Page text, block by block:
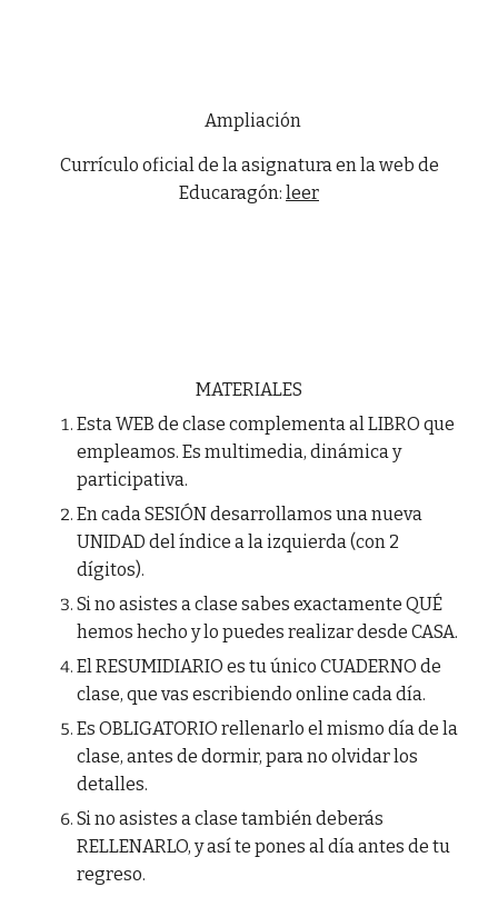
Ampliación
Currículo oficial de la asignatura en la web de
Educaragón: leer
MATERIALES
Esta WEB de clase complementa al LIBRO que
empleamos. Es multimedia, dinámica y
participativa.
En cada SESIÓN desarrollamos una nueva
UNIDAD del índice a la izquierda (con 2
dígitos).
Si no asistes a clase sabes exactamente QUÉ
hemos hecho y lo puedes realizar desde CASA.
El RESUMIDIARIO es tu único CUADERNO de
clase, que vas escribiendo online cada día.
Es OBLIGATORIO rellenarlo el mismo día de la
clase, antes de dormir, para no olvidar los
detalles.
Si no asistes a clase también deberás
RELLENARLO, y así te pones al día antes de tu
regreso.